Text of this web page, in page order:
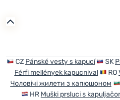
CZ Pánské vesty s kapucí SK
Férfi mellények kapucnival
RO
Чоловічі жилети з капюшоном
HR Muški prsluci s